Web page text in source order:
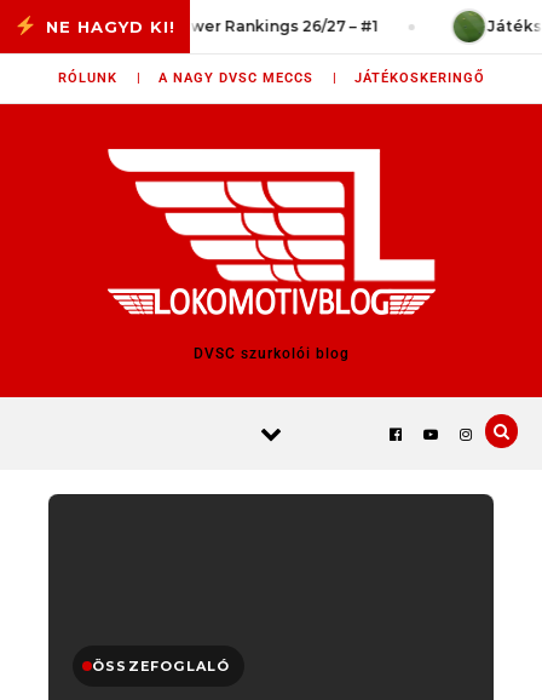
Skip to content
Power Rankings 26/27 – #1
RÓLUNK | A NAGY DVSC MECCS | JÁTÉKOSKERINGŐ
DVSC szurkolói blog
ÖSSZEFOGLALÓ